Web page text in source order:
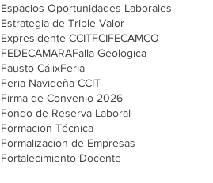
Espacios Oportunidades Laborales
Estrategia de Triple Valor
Expresidente CCITFCIFECAMCO
FEDECAMARAFalla Geologica
Fausto CálixFeria
Feria Navideña CCIT
Firma de Convenio 2026
Fondo de Reserva Laboral
Formación Técnica
Formalizacion de Empresas
Fortalecimiento Docente